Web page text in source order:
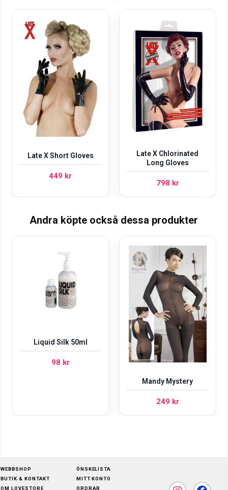
Late X Short Gloves
449 kr
Late X Chlorinated
Long Gloves
798 kr
Andra köpte också dessa produkter
Liquid Silk 50ml
98 kr
Mandy Mystery
249 kr
WEBBSHOP
BUTIK & KONTAKT
OM LOVESTORE
ÖNSKELISTA
MITT KONTO
ORDRAR